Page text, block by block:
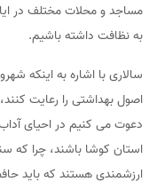
مساجد و محلات مختلف در
به نظافت داشته باشیم.
سالاری با اشاره به اینکه
اصول بهداشتی را رعایت
دعوت می کنیم در احیای
استان کوشا باشند، چرا
ارزشمندی هستند که باید